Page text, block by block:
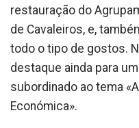
restauração do
de Cavaleiros, e,
todo o tipo de gostos.
destaque ainda para
subordinado ao tema
Económica».